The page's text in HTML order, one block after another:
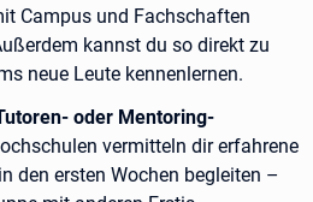
Campus und Fachschaften
kannst du so direkt zu
neue Leute kennenlernen.
oder Mentoring-
vermitteln dir erfahrene
den ersten Wochen begleiten –